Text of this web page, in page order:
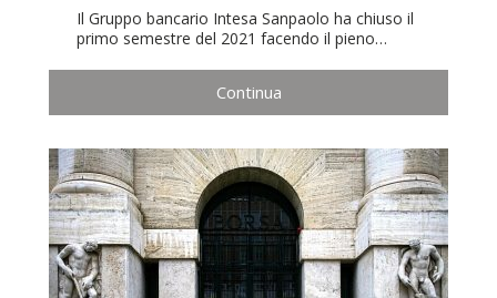
Il Gruppo bancario Intesa Sanpaolo ha chiuso il
primo semestre del 2021 facendo il pieno…
Continua